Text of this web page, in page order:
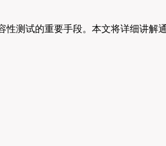
性测试的重要手段。本文将详细讲解